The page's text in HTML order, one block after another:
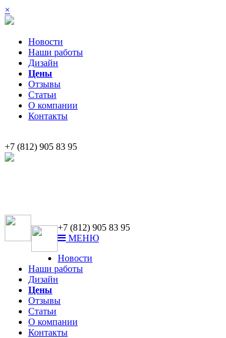
×
Новости
Наши работы
Дизайн
Цены
Отзывы
Статьи
О компании
Контакты
+7 (812) 905 83 95
+7 (812) 905 83 95
МЕНЮ
Новости
Наши работы
Дизайн
Цены
Отзывы
Статьи
О компании
Контакты